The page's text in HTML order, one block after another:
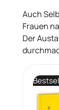
Auch
Frauen
Der